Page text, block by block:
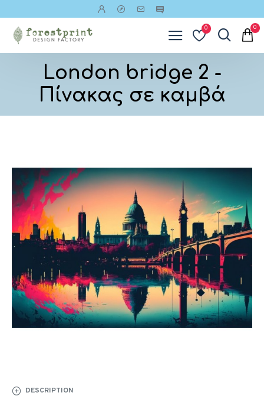
0 0
London bridge 2 -
Πίνακας σε καμβά
DESCRIPTION